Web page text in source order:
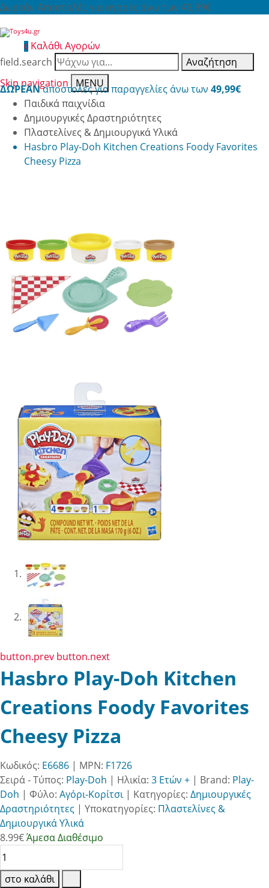
Δωρεάν Αποστολές για αγορές άνω των 49,99€
0 Καλάθι Αγορών
field.search
Αναζήτηση
Skip navigation
MENU
ΔΩΡΕΑΝαποστολές για παραγγελίες άνω των 49,99€
Παιδικά παιχνίδια
Δημιουργικές Δραστηριότητες
Πλαστελίνες & Δημιουργικά Υλικά
Hasbro Play-Doh Kitchen Creations Foody Favorites
Cheesy Pizza
button.prev button.next
Hasbro Play-Doh Kitchen
Creations Foody Favorites
Cheesy Pizza
Κωδικός: E6686 | MPN: F1726
Σειρά - Τύπος: Play-Doh | Ηλικία: 3 Ετών + | Brand: Play-
Doh | Φύλο: Αγόρι-Κορίτσι| Κατηγορίες: Δημιουργικές
Δραστηριότητες | Υποκατηγορίες: Πλαστελίνες &
Δημιουργικά Υλικά
8.99€Άμεσα Διαθέσιμο
στο καλάθι